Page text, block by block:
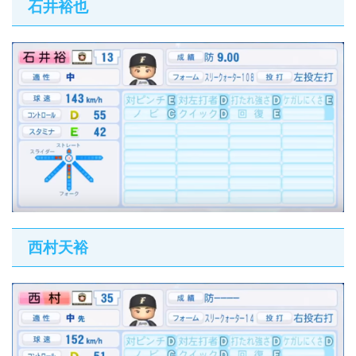
石井裕也
西村天裕